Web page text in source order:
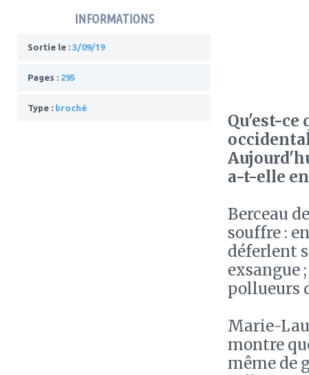
INFORMATIONS
Sortie le : 3/09/19
Pages : 295
Type : broché
Qu'est-ce
a-t-elle
Berceau
souffre :
déferlent
exsangue
pollueurs
Marie-
montre
même de